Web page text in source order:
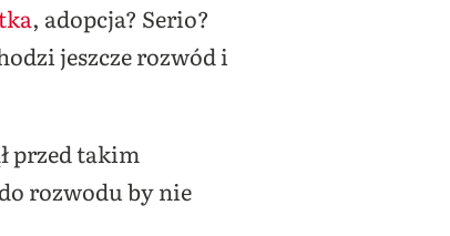
, adopcja? Serio?
jeszcze rozwód i
przed takim
rozwodu by nie